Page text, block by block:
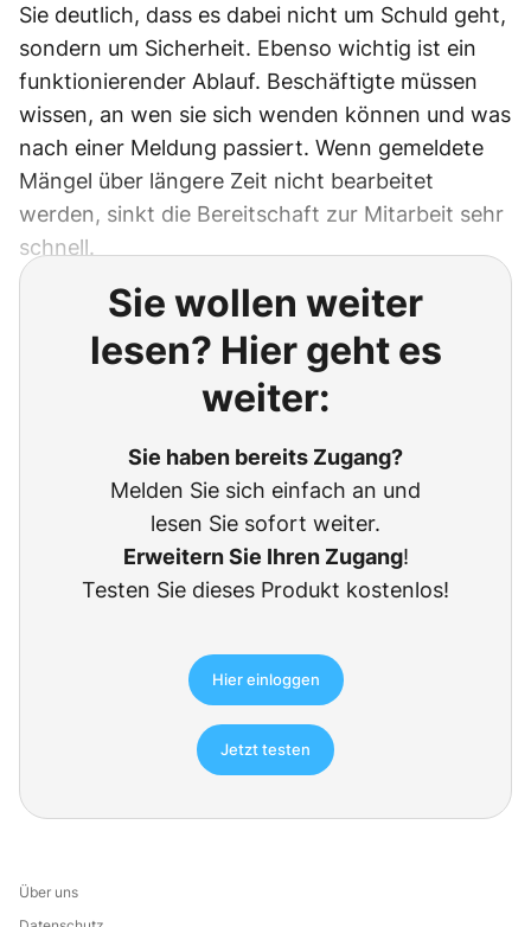
Sie deutlich, dass es dabei nicht um Schuld geht,
sondern um Sicherheit. Ebenso wichtig ist ein
funktionierender Ablauf. Beschäftigte müssen
wissen, an wen sie sich wenden können und was
nach einer Meldung passiert. Wenn gemeldete
Mängel über längere Zeit nicht bearbeitet
werden, sinkt die Bereitschaft zur Mitarbeit sehr
schnell.
Sie wollen weiter
lesen? Hier geht es
weiter:
Sie haben bereits Zugang?
Melden Sie sich einfach an und
lesen Sie sofort weiter.
Erweitern Sie Ihren Zugang!
Testen Sie dieses Produkt kostenlos!
Hier einloggen
Jetzt testen
Über uns